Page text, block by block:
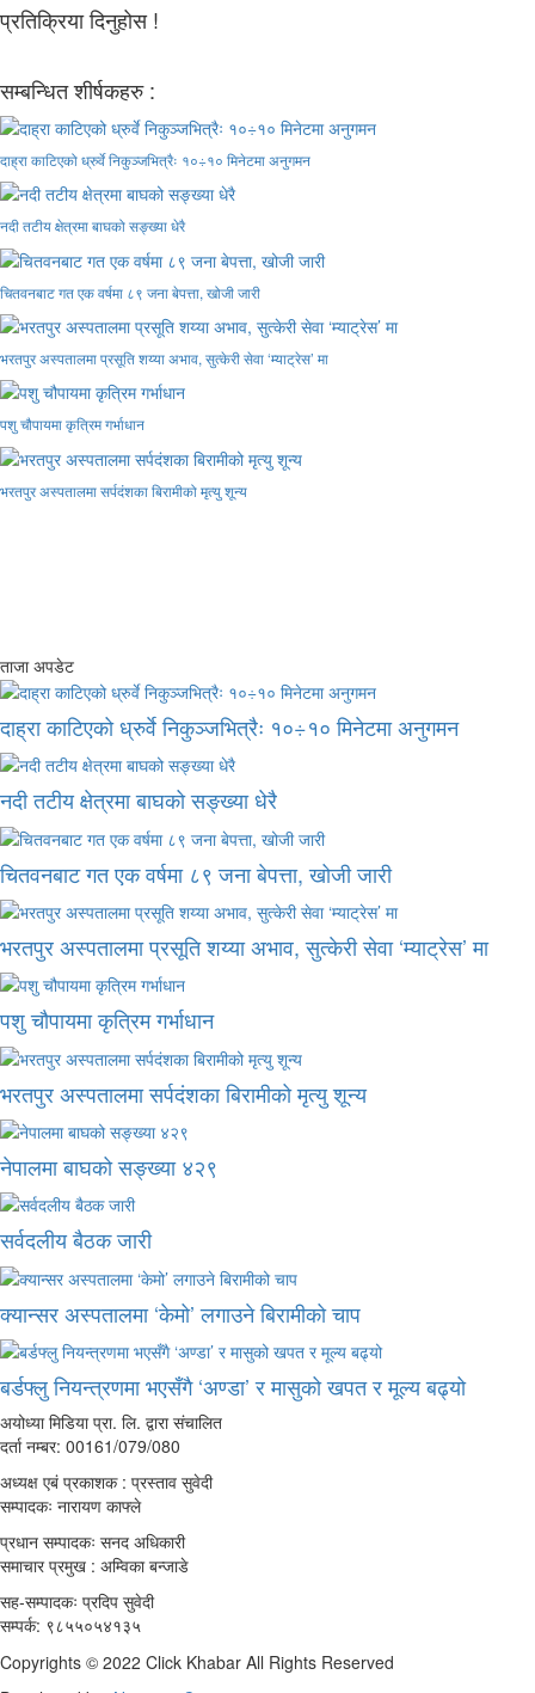
प्रतिक्रिया दिनुहोस !
सम्बन्धित शीर्षकहरु :
दाह्रा काटिएको ध्रुर्वे निकुञ्जभित्रैः १०÷१० मिनेटमा अनुगमन
नदी तटीय क्षेत्रमा बाघको सङ्ख्या धेरै
चितवनबाट गत एक वर्षमा ८९ जना बेपत्ता, खोजी जारी
भरतपुर अस्पतालमा प्रसूति शय्या अभाव, सुत्केरी सेवा ‘म्याट्रेस’ मा
पशु चौपायमा कृत्रिम गर्भाधान
भरतपुर अस्पतालमा सर्पदंशका बिरामीको मृत्यु शून्य
ताजा अपडेट
दाह्रा काटिएको ध्रुर्वे निकुञ्जभित्रैः १०÷१० मिनेटमा अनुगमन
नदी तटीय क्षेत्रमा बाघको सङ्ख्या धेरै
चितवनबाट गत एक वर्षमा ८९ जना बेपत्ता, खोजी जारी
भरतपुर अस्पतालमा प्रसूति शय्या अभाव, सुत्केरी सेवा ‘म्याट्रेस’ मा
पशु चौपायमा कृत्रिम गर्भाधान
भरतपुर अस्पतालमा सर्पदंशका बिरामीको मृत्यु शून्य
नेपालमा बाघको सङ्ख्या ४२९
सर्वदलीय बैठक जारी
क्यान्सर अस्पतालमा ‘केमो’ लगाउने बिरामीको चाप
बर्डफ्लु नियन्त्रणमा भएसँगै ‘अण्डा’ र मासुको खपत र मूल्य बढ्यो
अयोध्या मिडिया प्रा. लि. द्वारा संचालित
दर्ता नम्बर: 00161/079/080
अध्यक्ष एबं प्रकाशक : प्रस्ताव सुवेदी
सम्पादकः नारायण काफ्ले
प्रधान सम्पादकः सनद अधिकारी
समाचार प्रमुख : अम्विका बन्जाडे
सह-सम्पादकः प्रदिप सुवेदी
सम्पर्क: ९८५५०५४१३५
Copyrights © 2022 Click Khabar All Rights Reserved